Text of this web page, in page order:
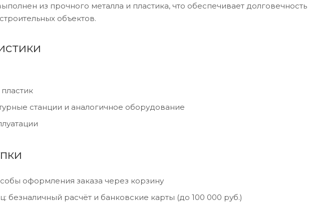
из прочного металла и пластика, что обеспечивает долговечность
объектов.
станции и аналогичное оборудование
оформления заказа через корзину
безналичный расчёт и банковские карты (до 100 000 руб.)